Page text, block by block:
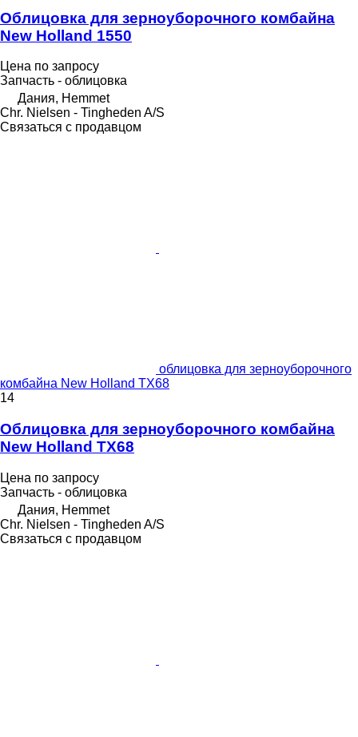
Облицовка для зерноуборочного комбайна
New Holland 1550
Цена по запросу
Запчасть - облицовка
Дания, Hemmet
Chr. Nielsen - Tingheden A/S
Связаться с продавцом
облицовка для зерноуборочного
комбайна New Holland TX68
14
Облицовка для зерноуборочного комбайна
New Holland TX68
Цена по запросу
Запчасть - облицовка
Дания, Hemmet
Chr. Nielsen - Tingheden A/S
Связаться с продавцом